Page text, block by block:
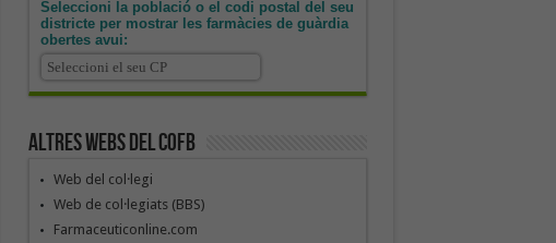
Seleccioni la població o el codi postal del seu
districte per mostrar les farmàcies de guàrdia
obertes avui:
Altres webs del COFB
Web del col·legi
Web de col·legiats (BBS)
Farmaceuticonline.com